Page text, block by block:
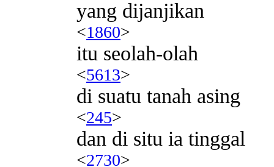
yang dijanjikan
<1860>
itu seolah-olah
<5613>
di suatu tanah asing
<245>
dan di situ ia tinggal
<2730>